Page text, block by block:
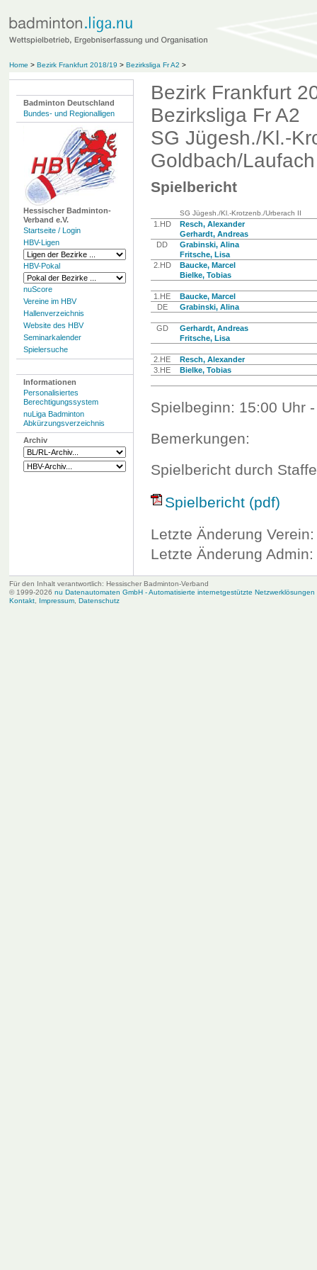
Home > Bezirk Frankfurt 2018/19 > Bezirksliga Fr A2 >
Badminton Deutschland
Bundes- und Regionalligen
Hessischer Badminton-
Verband e.V.
Startseite / Login
HBV-Ligen
HBV-Pokal
nuScore
Vereine im HBV
Hallenverzeichnis
Website des HBV
Seminarkalender
Spielersuche
Informationen
Personalisiertes
Berechtigungssystem
nuLiga Badminton
Abkürzungsverzeichnis
Archiv
Bezirk Frankfurt
Bezirksliga Fr A2
SG Jügesh./Kl.-
Goldbach/
Spielbericht
SG Jügesh./Kl.-Krotzenb./Urberach II
1.HD
Resch, Alexander
Gerhardt, Andreas
DD
Grabinski, Alina
Fritsche, Lisa
2.HD
Baucke, Marcel
Bielke, Tobias
1.HE
Baucke, Marcel
DE
Grabinski, Alina
GD
Gerhardt, Andreas
Fritsche, Lisa
2.HE
Resch, Alexander
3.HE
Bielke, Tobias
Spielbeginn: 15:00 Uhr
Bemerkungen:
Spielbericht durch
Spielbericht (pdf)
Letzte Änderung
Letzte Änderung
Für den Inhalt verantwortlich: Hessischer Badminton-Verband
© 1999-2026 nu Datenautomaten GmbH - Automatisierte internetgestützte Netzwerklösungen
Kontakt, Impressum, Datenschutz